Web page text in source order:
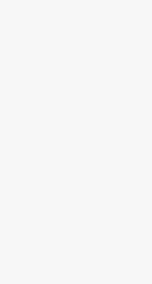
Livraison
partout
Sur tous